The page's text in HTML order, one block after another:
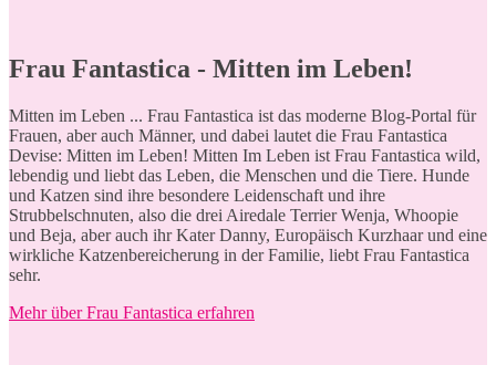
Frau Fantastica - Mitten im Leben!
Mitten im Leben ... Frau Fantastica ist das moderne Blog-Portal für
Frauen, aber auch Männer, und dabei lautet die Frau Fantastica
Devise: Mitten im Leben! Mitten Im Leben ist Frau Fantastica wild,
lebendig und liebt das Leben, die Menschen und die Tiere. Hunde
und Katzen sind ihre besondere Leidenschaft und ihre
Strubbelschnuten, also die drei Airedale Terrier Wenja, Whoopie
und Beja, aber auch ihr Kater Danny, Europäisch Kurzhaar und eine
wirkliche Katzenbereicherung in der Familie, liebt Frau Fantastica
sehr.
Mehr über Frau Fantastica erfahren